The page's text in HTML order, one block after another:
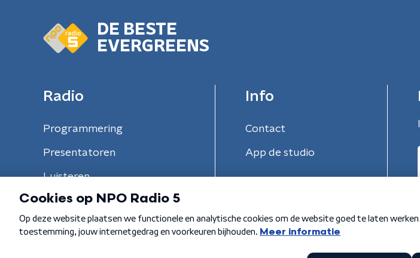
DE BESTE
EVERGREENS
Radio
Programmering
Presentatoren
Luisteren
Info
Contact
App de studio
Algemene voorwaarden Privacybeleid